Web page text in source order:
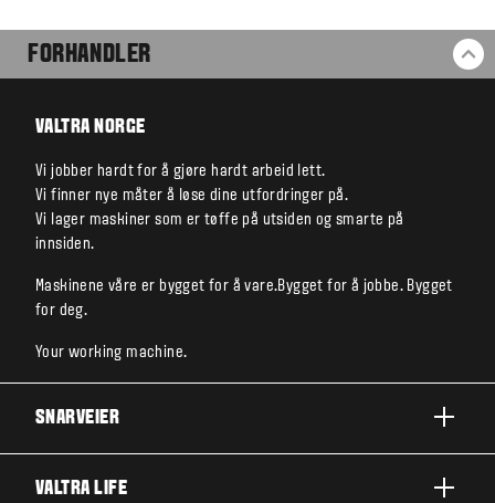
FORHANDLER
VALTRA NORGE
Vi jobber hardt for å gjøre hardt arbeid lett.
Vi finner nye måter å løse dine utfordringer på.
Vi lager maskiner som er tøffe på utsiden og smarte på
innsiden.
Maskinene våre er bygget for å vare.Bygget for å jobbe. Bygget
for deg.
Your working machine.
SNARVEIER
VALTRA LIFE